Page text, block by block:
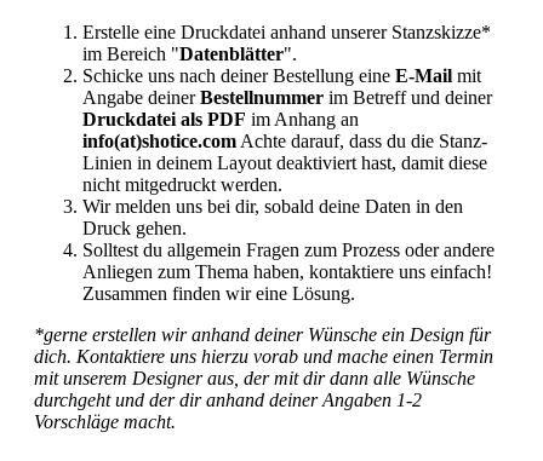
Erstelle eine Druckdatei anhand unserer Stanzskizze*
im Bereich "Datenblätter".
Schicke uns nach deiner Bestellung eine E-Mail mit
Angabe deinerBestellnummer im Betreff und deiner
Druckdatei als PDF im Anhang an
info(at)shotice.com Achte darauf, dass du die Stanz-
Linien in deinem Layout deaktiviert hast, damit diese
nicht mitgedruckt werden.
Wir melden uns bei dir, sobald deine Daten in den
Druck gehen.
Solltest du allgemein Fragen zum Prozess oder andere
Anliegen zum Thema haben, kontaktiere uns einfach!
Zusammen finden wir eine Lösung.
*gerne erstellen wir anhand deiner Wünsche ein Design für
dich. Kontaktiere uns hierzu vorab und mache einen Termin
mit unserem Designer aus, der mit dir dann alle Wünsche
durchgeht und der dir anhand deiner Angaben 1-2
Vorschläge macht.